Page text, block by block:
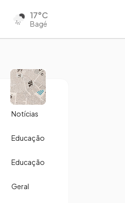
17°C
Bagé
Notícias
Educação
Educação
Geral